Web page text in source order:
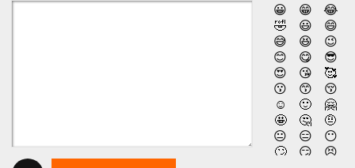
😀
😁
😂
🤣
😃
😄
😅
😆
😉
😊
😋
😎
😍
😘
🥰
😗
😙
😚
☺️
🙂
🤗
🤩
🤔
🤨
😐
😑
😶
🙄
😏
😣